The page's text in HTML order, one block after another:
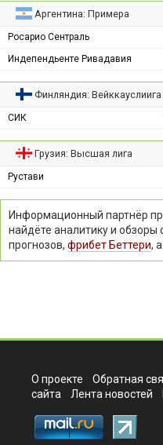
Аргентина: Примера
Росарио Сентраль
Индепендьенте Ривадавия
Финляндия: Вейккауслиига
СИК
Грузия: Высшая лига
Рустави
Информационный партнёр
найдёте аналитику и обзоры
прогнозов, фрибет Беттери,
О проекте Обратная
сайта
Лента новостей